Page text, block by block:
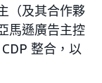
（及其合作夥
馬遜廣告主控
整合，以